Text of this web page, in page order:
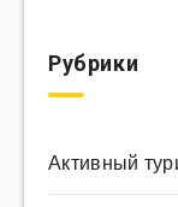
Рубрики
Активный